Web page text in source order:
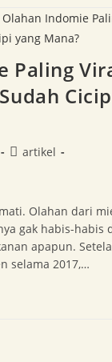
Paling
artikel
Olahan dari
gak habis-habis
apapun.
selama 2017,…